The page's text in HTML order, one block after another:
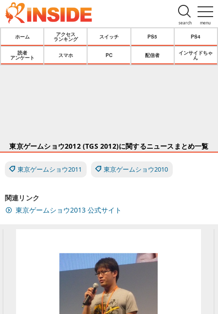
menu
search
ホーム
アクセス
ランキング
スイッチ PS5 PS4
読者
アンケート
スマホ PC 配信者
インサイドちゃ
ん
東京ゲームショウ2012 (TGS 2012)に関するニュースまとめ一覧
東京ゲームショウ2011 東京ゲームショウ2010
関連リンク
東京ゲームショウ2013 公式サイト